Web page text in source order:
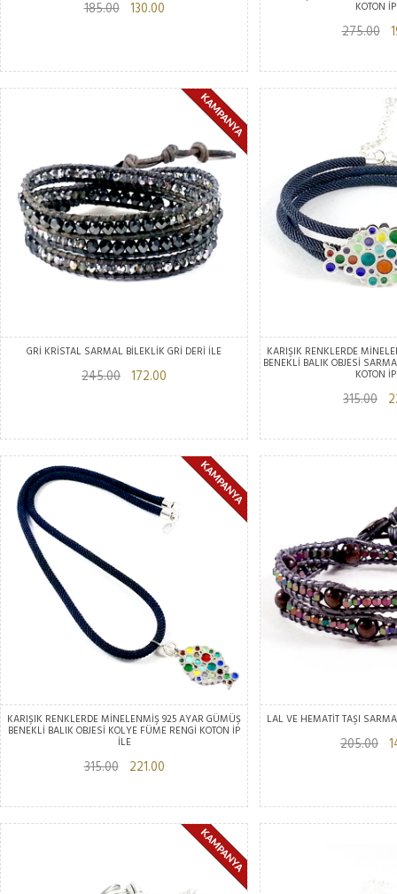
185.00130.00 KOTON
275.00
GRİ KRİSTAL SARMAL BİLEKLİK GRİ DERİ İLE
245.00 172.00
KARIŞIK RENKLERDE
BENEKLİ BALIK OBJESİ
KOTON
315.00
KARIŞIK RENKLERDE MİNELENMİŞ 925 AYAR GÜMÜŞ
BENEKLİ BALIK OBJESİ KOLYE FÜME RENGİ KOTON İP
İLE
315.00221.00
LAL VE HEMATİT TAŞI
205.00